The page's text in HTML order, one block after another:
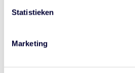
Statistieken
Marketing
geen bloemen mee te nemen.